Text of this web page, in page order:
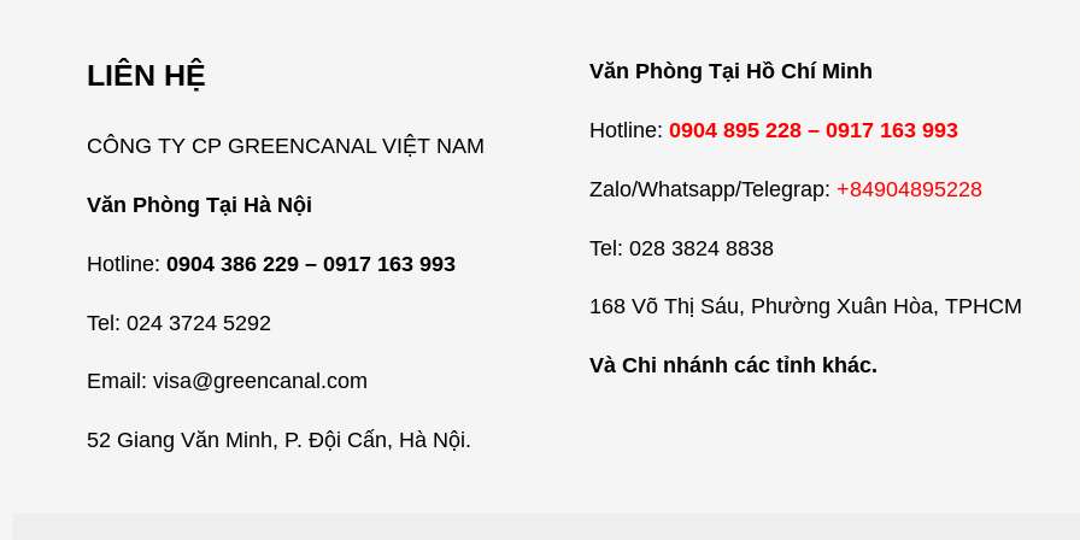
LIÊN HỆ
CÔNG TY CP GREENCANAL VIỆT NAM
Văn Phòng Tại Hà Nội
Hotline: 0904 386 229 – 0917 163 993
Tel: 024 3724 5292
Email: visa@greencanal.com
52 Giang Văn Minh, P. Đội Cấn, Hà Nội.
Văn Phòng Tại Hồ Chí Minh
Hotline: 0904 895 228 – 0917 163 993
Zalo/Whatsapp/Telegrap: +84904895228
Tel: 028 3824 8838
168 Võ Thị Sáu, Phường Xuân Hòa, TPHCM
Và Chi nhánh các tỉnh khác.